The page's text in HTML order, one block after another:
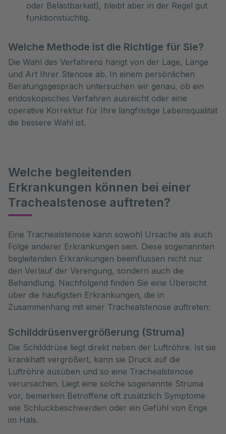
oder Belastbarkeit), bleibt aber in der Regel gut
funktionstüchtig.
Welche Methode ist die Richtige für Sie?
Die Wahl des Verfahrens hängt von der Lage, Länge
und Art Ihrer Stenose ab. In einem persönlichen
Beratungsgespräch untersuchen wir genau, ob ein
endoskopisches Verfahren ausreicht oder eine
operative Korrektur für Ihre langfristige Lebensqualität
die bessere Wahl ist.
Welche begleitenden
Erkrankungen können bei einer
Trachealstenose auftreten?
Eine Trachealstenose kann sowohl Ursache als auch
Folge anderer Erkrankungen sein. Diese sogenannten
begleitenden Erkrankungen beeinflussen nicht nur
den Verlauf der Verengung, sondern auch die
Behandlung. Nachfolgend finden Sie eine Übersicht
über die häufigsten Erkrankungen, die in
Zusammenhang mit einer Trachealstenose auftreten:
Schilddrüsenvergrößerung (Struma)
Die Schilddrüse liegt direkt neben der Luftröhre. Ist sie
krankhaft vergrößert, kann sie Druck auf die
Luftröhre ausüben und so eine Trachealstenose
verursachen. Liegt eine solche sogenannte Struma
vor, bemerken Betroffene oft zusätzlich Symptome
wie Schluckbeschwerden oder ein Gefühl von Enge
im Hals.